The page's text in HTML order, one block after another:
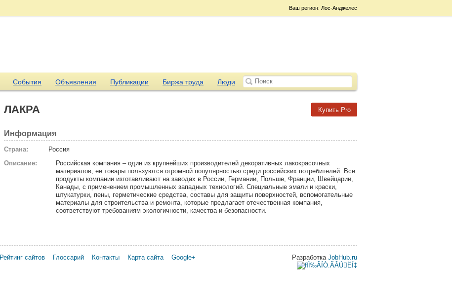
Ваш регион: Лос-Анджелес
События Объявления Публикации Биржа труда Люди
Купить Pro
ЛАКРА
Информация
Страна:
Россия
Описание:
Российская компания – один из крупнейших производителей декоративных лакокрасочных
материалов; ее товары пользуются огромной популярностью среди российских потребителей. Все
продукты компании изготавливают на заводах в России, Германии, Польше, Франции, Швейцарии,
Канады, с применением промышленных западных технологий. Специальные эмали и краски,
штукатурки, пены, герметические средства, составы для защиты поверхностей, вспомогательные
материалы для строительства и ремонта, которые предлагает отечественная компания,
соответствуют требованиям экологичности, качества и безопасности.
Рейтинг сайтов Глоссарий Контакты Карта сайта Google+ Разработка JobHub.ru